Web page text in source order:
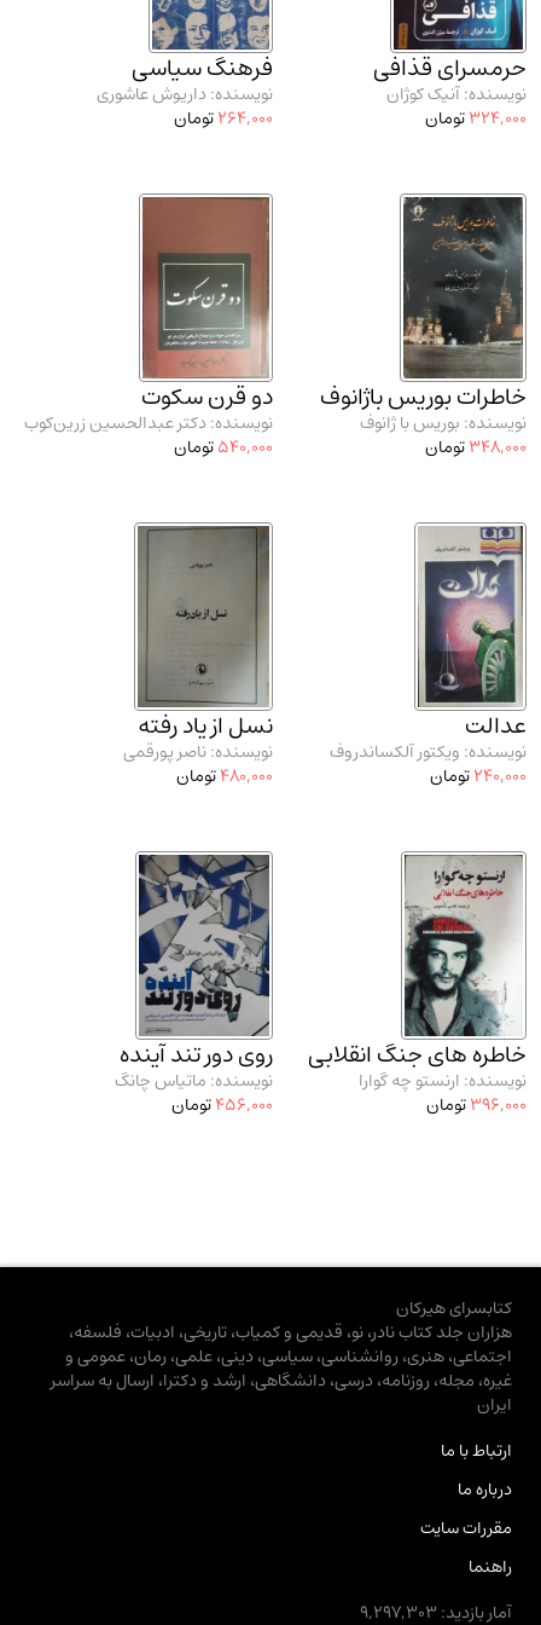
مدرسان شریف و انتشارت ارشد کتاب‌های..(2)
دانشگاه پیامـ نور(10)
حرمسرای قذافی
نویسنده: آنیک کوژان
324,000تومان
فرهنگ سیاسی
نویسنده: داریوش عاشوری
264,000تومان
خاطرات بوریس باژانوف
نویسنده: بوریس با ژانوف
348,000تومان
دو قرن سکوت
نویسنده: دکتر عبدالحسین زرین‌کوب
540,000تومان
عدالت
نویسنده: ویکتور آلکساندروف
240,000تومان
نسل از یاد رفته
نویسنده: ناصر پورقمی
480,000تومان
خاطره‌ های جنگ انقلابی
نویسنده: ارنستو چه گوارا
396,000تومان
روی دور تند آینده
نویسنده: ماتیاس چانگ
456,000تومان
کتابسرای هیرکان
هزاران جلد کتاب نادر، نو، قدیمی و کمیاب، تاریخی، ادبیات، فلسفه،
اجتماعی، هنری، روانشناسی، سیاسی، دینی، علمی، رمان، عمومی و
غیره، مجله، روزنامه، درسی، دانشگاهی، ارشد و دکترا، ارسال به سراسر
ایران
ارتباط با ما
درباره ما
مقررات سایت
راهنما
آمار بازدید: 9,297,303